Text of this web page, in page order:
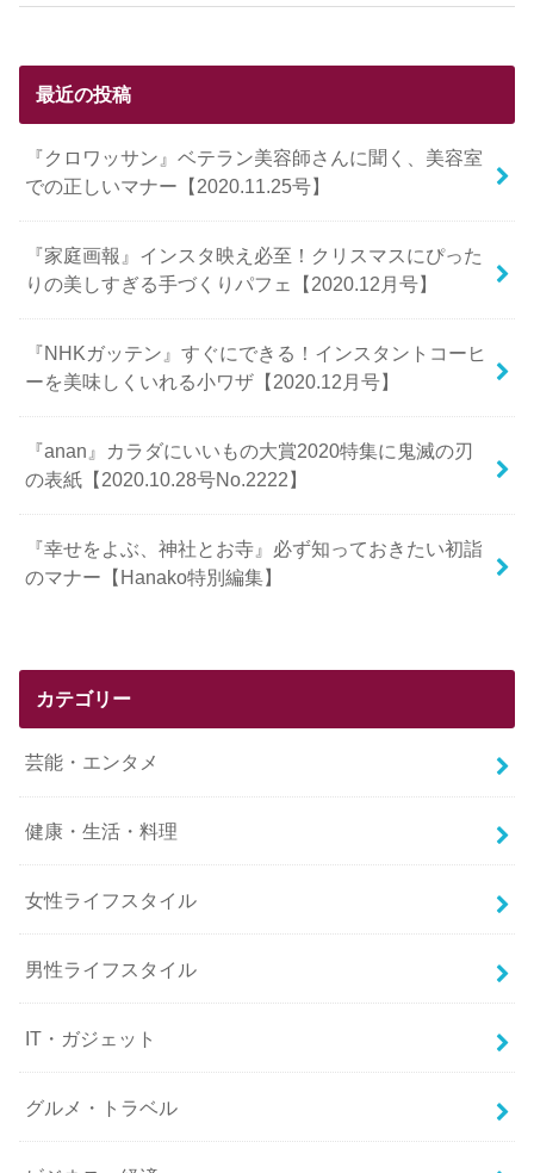
最近の投稿
『クロワッサン』ベテラン美容師さんに聞く、美容室
での正しいマナー【2020.11.25号】
『家庭画報』インスタ映え必至！クリスマスにぴった
りの美しすぎる手づくりパフェ【2020.12月号】
『NHKガッテン』すぐにできる！インスタントコーヒ
ーを美味しくいれる小ワザ【2020.12月号】
『anan』カラダにいいもの大賞2020特集に鬼滅の刃
の表紙【2020.10.28号No.2222】
『幸せをよぶ、神社とお寺』必ず知っておきたい初詣
のマナー【Hanako特別編集】
カテゴリー
芸能・エンタメ
健康・生活・料理
女性ライフスタイル
男性ライフスタイル
IT・ガジェット
グルメ・トラベル